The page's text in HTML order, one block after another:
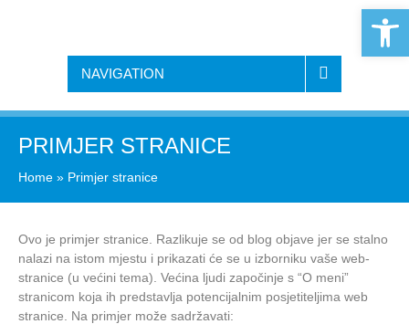
NAVIGATION
PRIMJER STRANICE
Home » Primjer stranice
Ovo je primjer stranice. Razlikuje se od blog objave jer se stalno
nalazi na istom mjestu i prikazati će se u izborniku vaše web-
stranice (u većini tema). Većina ljudi započinje s “O meni”
stranicom koja ih predstavlja potencijalnim posjetiteljima web
stranice. Na primjer može sadržavati: